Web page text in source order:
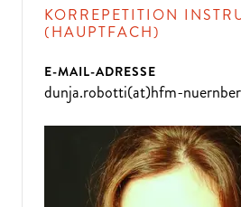
KORREPETITION
(HAUPTFACH)
E-MAIL-ADRESSE
dunja.robotti(at)hfm-